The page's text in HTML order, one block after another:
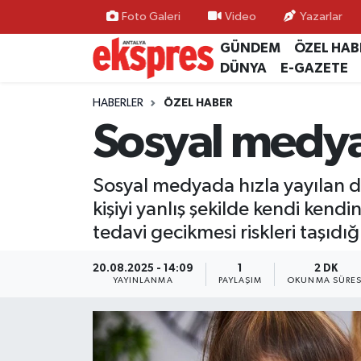
Foto Galeri Video Yazarlar
GÜNDEM ÖZEL
DÜNYA
E-GAZETE
HABERLER ÖZEL HABER
Sosyal
Sosyal medyada hızla
kişiyi yanlış şekilde kendi
tedavi gecikmesi riskleri
20.08.2025 - 14:09
YAYINLANMA
1
PAYLAŞIM
2 DK
OKUNMA SÜRESI
ÖZEL HABER
GÜNDEM
YEREL GÜNDEM
EKONOMİ
KÜLTÜR - SANAT
Nöbetçi Eczaneler
Hava Durumu
Trafik Durumu
Süper Lig Puan Durumu ve Fikstür
Tüm Manşetler
Son Dakika Haberleri